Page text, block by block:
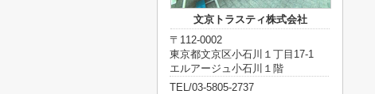
文京トラスティ株式会社
〒112-0002
東京都文京区小石川１丁目17-1
エルアージュ小石川１階
TEL/03-5805-2737